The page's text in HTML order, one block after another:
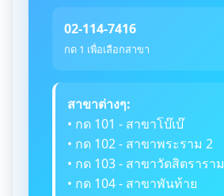
02-114-7416
กด 1 เพื่อเลือกสาขา
สาขาต่างๆ:
• กด 101 - สาขาโบ๊เบ๊
• กด 102 - สาขาพระราม 2
• กด 103 - สาขาวัดสิตราราม
• กด 104 - สาขาพันท้าย